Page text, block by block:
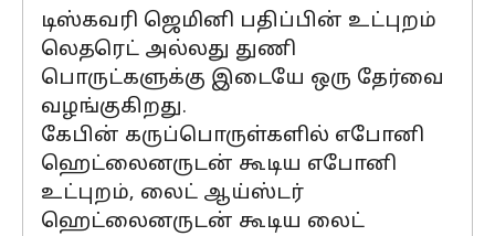
டிஸ்கவரி ஜெமினி பதிப்பின் உட்புறம்
லெதரெட் அல்லது துணி
பொருட்களுக்கு இடையே ஒரு தேர்வை
வழங்குகிறது.
கேபின் கருப்பொருள்களில் எபோனி
ஹெட்லைனருடன் கூடிய எபோனி
உட்புறம், லைட் ஆய்ஸ்டர்
ஹெட்லைனருடன் கூடிய லைட்